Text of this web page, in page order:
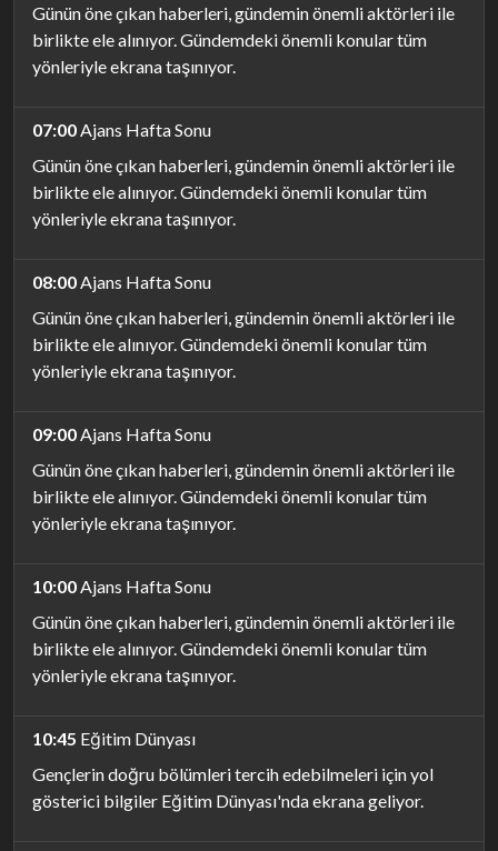
Günün öne çıkan haberleri, gündemin önemli aktörleri ile
birlikte ele alınıyor. Gündemdeki önemli konular tüm
yönleriyle ekrana taşınıyor.
07:00Ajans Hafta Sonu
Günün öne çıkan haberleri, gündemin önemli aktörleri ile
birlikte ele alınıyor. Gündemdeki önemli konular tüm
yönleriyle ekrana taşınıyor.
08:00Ajans Hafta Sonu
Günün öne çıkan haberleri, gündemin önemli aktörleri ile
birlikte ele alınıyor. Gündemdeki önemli konular tüm
yönleriyle ekrana taşınıyor.
09:00Ajans Hafta Sonu
Günün öne çıkan haberleri, gündemin önemli aktörleri ile
birlikte ele alınıyor. Gündemdeki önemli konular tüm
yönleriyle ekrana taşınıyor.
10:00Ajans Hafta Sonu
Günün öne çıkan haberleri, gündemin önemli aktörleri ile
birlikte ele alınıyor. Gündemdeki önemli konular tüm
yönleriyle ekrana taşınıyor.
10:45 Eğitim Dünyası
Gençlerin doğru bölümleri tercih edebilmeleri için yol
gösterici bilgiler Eğitim Dünyası'nda ekrana geliyor.